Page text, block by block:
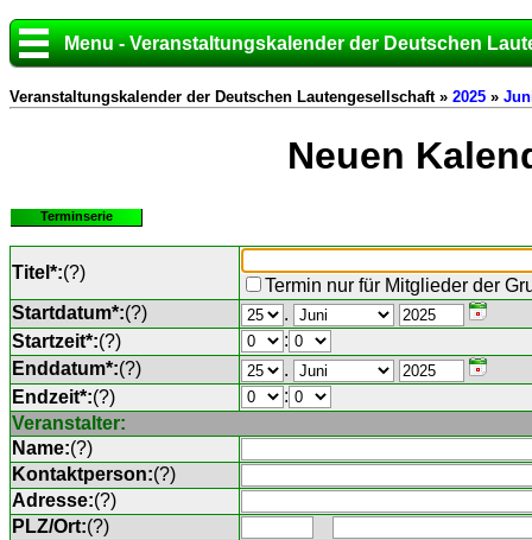
Menu - Veranstaltungskalender der Deutschen
Veranstaltungskalender der Deutschen Lautengesellschaft » 2025 »
Neuen
Terminserie
Titel*:(?)
Termin nur für Mitglieder der
Startdatum*:(?)
.
Startzeit*:(?)
:
Enddatum*:(?)
.
Endzeit*:(?)
:
Veranstalter:
Name:(?)
Kontaktperson:(?)
Adresse:(?)
PLZ/Ort:(?)